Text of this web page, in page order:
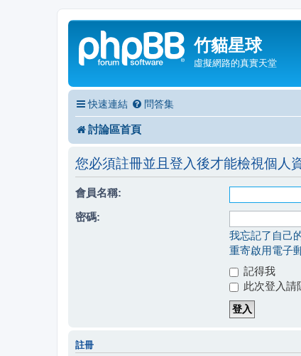
竹貓星球
虛擬網路的真實天堂
快速連結 問答集
討論區首頁
您必須註冊並且登入後才能檢視個人資
會員名稱:
密碼:
我忘記了自己
重寄啟用電子
記得我
此次登入請
註冊